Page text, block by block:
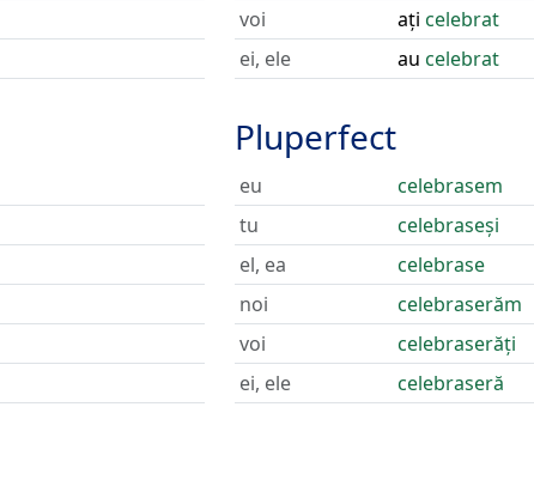
voi
ați celebrat
ei, ele
au celebrat
Pluperfect
eu
celebrasem
tu
celebraseși
el, ea
celebrase
noi
celebraserăm
voi
celebraserăți
ei, ele
celebraseră